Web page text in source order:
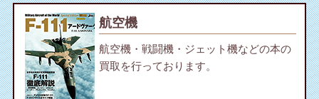
航空機
航空機・戦闘機・ジェット機などの本の
買取を行っております。